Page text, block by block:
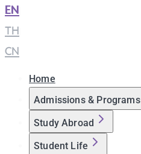
EN
TH
CN
Home
Admissions & Programs
Study Abroad
Student Life